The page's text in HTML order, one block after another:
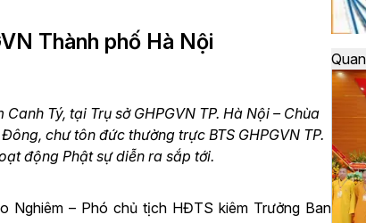
Thành phố Hà Nội
Tý, tại Trụ sở GHPGVN TP. Hà Nội – Chùa
chư tôn đức thường trực BTS GHPGVN TP.
động Phật sự diễn ra sắp tới.
Nghiêm – Phó chủ tịch HĐTS kiêm Trưởng Ban